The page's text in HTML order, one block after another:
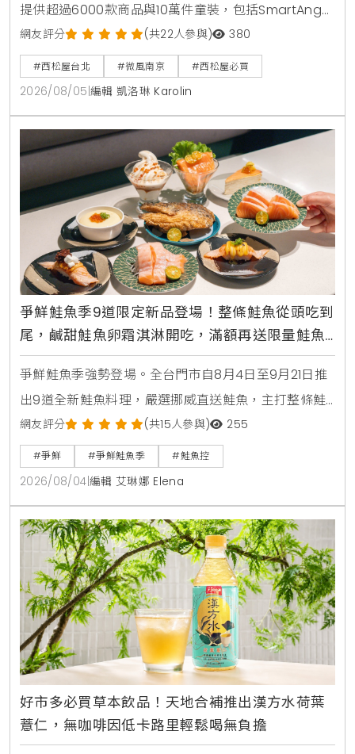
提供超過6000款商品與10萬件童裝，包括SmartAngel
褲型紙尿褲、包屁衣與熱銷安撫玩具。慶祝開幕推出全
館消費禮與指定夏裝8折優惠，打造台北家長一站式育
兒購物指南。
網友評分 (共22人參與) 380
#西松屋台北 #微風南京 #西松屋必買
2026/08/05 編輯 凱洛琳 Karolin
爭鮮鮭魚季9道限定新品登場！整條鮭魚從頭吃到
尾，鹹甜鮭魚卵霜淇淋開吃，滿額再送限量鮭魚
造型扇
爭鮮鮭魚季強勢登場。全台門市自8月4日至9月21日推
出9道全新鮭魚料理，嚴選挪威直送鮭魚，主打整條鮭
魚從頭吃到尾，包含照燒鮭魚頭，鮮嫩鮭魚肚生魚片，
紫蘇和風鮭魚冷麵，以及可可焦糖鮭魚與鮭魚卵黑糖霜
淇淋等創意鹹甜點。爭鮮APP會員消費滿額再贈送限量
獵奇鮭魚造型扇與專屬優惠彩蛋。
網友評分 (共15人參與) 255
#爭鮮 #爭鮮鮭魚季 #鮭魚控
2026/08/04 編輯 艾琳娜 Elena
好市多必買草本飲品！天地合補推出漢方水荷葉
薏仁，無咖啡因低卡路里輕鬆喝無負擔